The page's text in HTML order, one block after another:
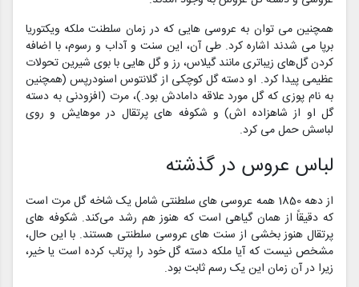
همچنین می‌ توان به عروسی هایی که در زمان سلطنت ملکه ویکتوریا
برپا می‌ شدند اشاره کرد. طی آن، این سنت و آداب و رسوم، با اضافه
کردن گل‌‌‌‌های زیباتری مانند گیلاس، رز و گل هایی با بوی شیرین تحولات
عظیمی پیدا کرد. او دسته گل کوچکی از گلانتوس اسنودرپس (همچنین
به نام پوزی که گل مورد علاقه دامادش بود.)، مرت (افزودنی به دسته
گل او از شاهزاده اش) و شکوفه های پرتقال در موهایش و روی
لباسش حمل می کرد.
لباس عروس در گذشته
از دهه 1850 همه عروسی‌ های سلطنتی شامل یک شاخه گل مرت است
که دقیقاً از همان گیاهی است که هنوز هم رشد می‌کند. شکوفه های
پرتقال هنوز بخشی از سنت های عروسی سلطنتی هستند. با این حال،
مشخص نیست که آیا ملکه دسته گل خود را پرتاب کرده است یا خیر،
زیرا در آن زمان این یک رسم ثابت بود.